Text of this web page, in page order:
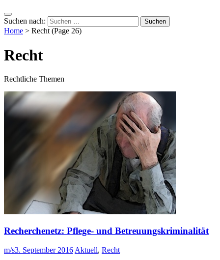
Suchen nach:
Home > Recht(Page 26)
Recht
Rechtliche Themen
Recherchenetz: Pflege- und Betreuungskriminalität
m/s3. September 2016 Aktuell, Recht